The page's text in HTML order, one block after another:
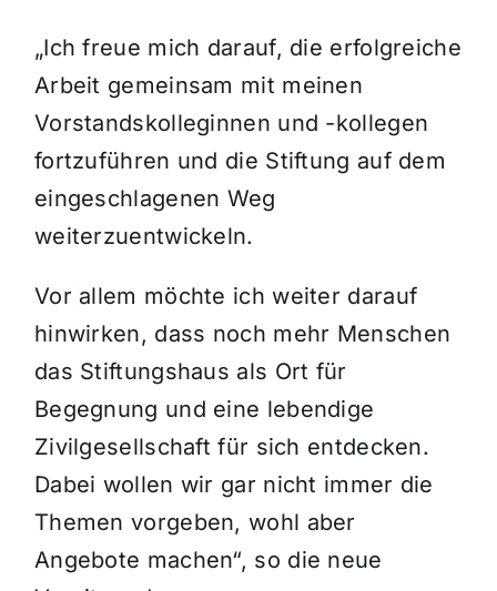
„Ich freue mich darauf, die erfolgreiche
Arbeit gemeinsam mit meinen
Vorstandskolleginnen und -kollegen
fortzuführen und die Stiftung auf dem
eingeschlagenen Weg
weiterzuentwickeln.
Vor allem möchte ich weiter darauf
hinwirken, dass noch mehr Menschen
das Stiftungshaus als Ort für
Begegnung und eine lebendige
Zivilgesellschaft für sich entdecken.
Dabei wollen wir gar nicht immer die
Themen vorgeben, wohl aber
Angebote machen“, so die neue